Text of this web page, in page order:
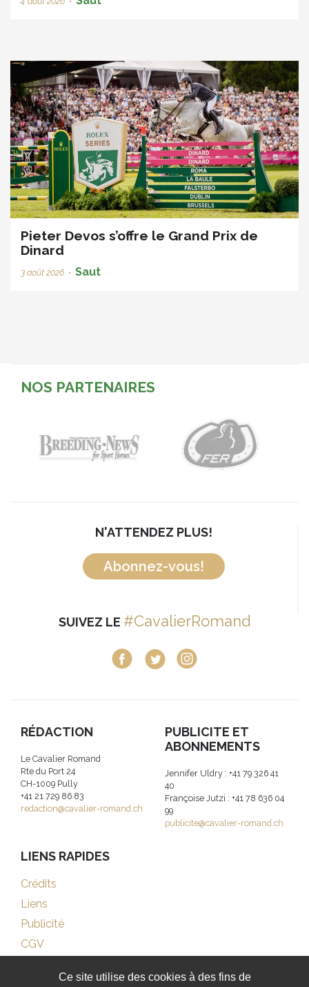
Pieter Devos s’offre le Grand Prix de
Dinard
3 août 2026 • Saut
NOS PARTENAIRES
N'ATTENDEZ PLUS!
Abonnez-vous!
SUIVEZ LE #CavalierRomand
RÉDACTION
Le Cavalier Romand
Rte du Port 24
CH-1009 Pully
+41 21 729 86 83
redaction@cavalier-romand.ch
PUBLICITE ET
ABONNEMENTS
Jennifer Uldry : +41 79 326 41
40
Françoise Jutzi : +41 78 636 04
99
publicite@cavalier-romand.ch
LIENS RAPIDES
Crédits
Liens
Publicité
CGV
Ce site utilise des cookies à des fins de